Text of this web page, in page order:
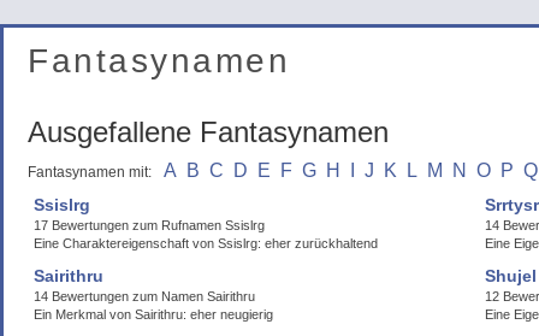
Fantasynamen
Ausgefallene Fantasynamen
Fantasynamen mit: A B C D E F G H J K L M N O P Q
Ssislrg
17 Bewertungen zum Rufnamen Ssislrg
Eine Charaktereigenschaft von Ssislrg: eher zurückhaltend
14
Eine
Sairithru
14 Bewertungen zum Namen Sairithru
Ein Merkmal von Sairithru: eher neugierig
Shujel
12
Eine